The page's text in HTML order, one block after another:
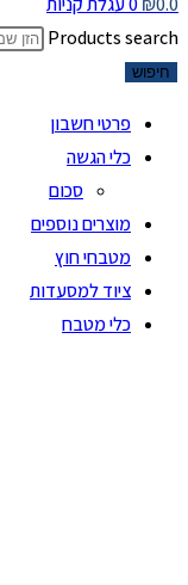
Products search
חיפוש
פרטי חשבון
כלי הגשה
סכום
מוצרים נוספים
מטבחי חוץ
ציוד למסעדות
כלי מטבח